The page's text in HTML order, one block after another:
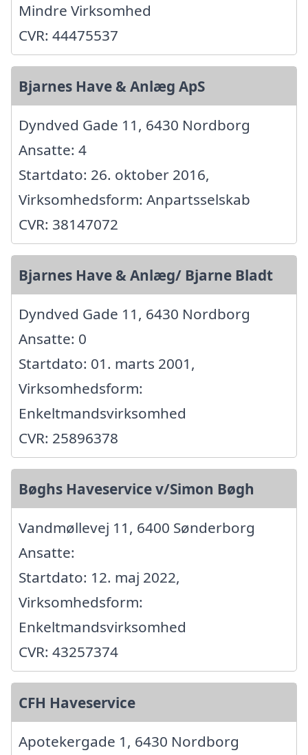
Mindre Virksomhed
CVR: 44475537
Bjarnes Have & Anlæg ApS
Dyndved Gade 11, 6430 Nordborg
Ansatte: 4
Startdato: 26. oktober 2016,
Virksomhedsform: Anpartsselskab
CVR: 38147072
Bjarnes Have & Anlæg/ Bjarne Bladt
Dyndved Gade 11, 6430 Nordborg
Ansatte: 0
Startdato: 01. marts 2001,
Virksomhedsform:
Enkeltmandsvirksomhed
CVR: 25896378
Bøghs Haveservice v/Simon Bøgh
Vandmøllevej 11, 6400 Sønderborg
Ansatte:
Startdato: 12. maj 2022,
Virksomhedsform:
Enkeltmandsvirksomhed
CVR: 43257374
CFH Haveservice
Apotekergade 1, 6430 Nordborg